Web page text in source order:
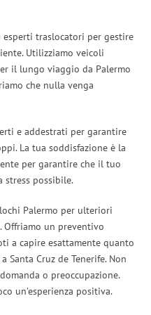
esperti traslocatori per gestire
Utilizziamo veicoli
il lungo viaggio da Palermo
che nulla venga
e addestrati per garantire
La tua soddisfazione è la
per garantire che il tuo
stress possibile.
Palermo per ulteriori
Offriamo un preventivo
a capire esattamente quanto
Santa Cruz de Tenerife. Non
o preoccupazione.
un’esperienza positiva.